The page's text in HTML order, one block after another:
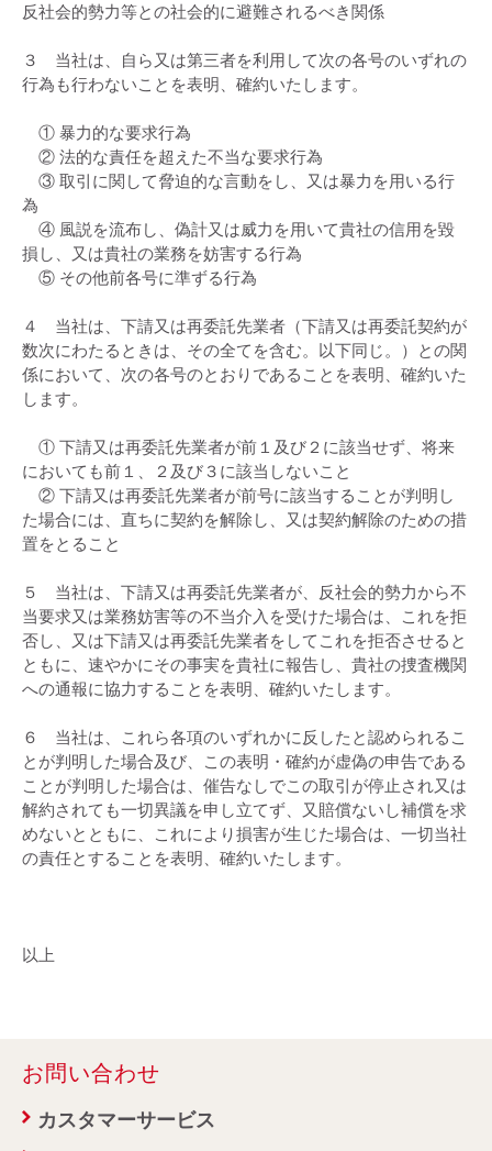
反社会的勢力等との社会的に避難されるべき関係
３ 当社は、自ら又は第三者を利用して次の各号のいずれの
行為も行わないことを表明、確約いたします。
① 暴力的な要求行為
② 法的な責任を超えた不当な要求行為
③ 取引に関して脅迫的な言動をし、又は暴力を用いる行
為
④ 風説を流布し、偽計又は威力を用いて貴社の信用を毀
損し、又は貴社の業務を妨害する行為
⑤ その他前各号に準ずる行為
４ 当社は、下請又は再委託先業者（下請又は再委託契約が
数次にわたるときは、その全てを含む。以下同じ。）との関
係において、次の各号のとおりであることを表明、確約いた
します。
① 下請又は再委託先業者が前１及び２に該当せず、将来
においても前１、２及び３に該当しないこと
② 下請又は再委託先業者が前号に該当することが判明し
た場合には、直ちに契約を解除し、又は契約解除のための措
置をとること
５ 当社は、下請又は再委託先業者が、反社会的勢力から不
当要求又は業務妨害等の不当介入を受けた場合は、これを拒
否し、又は下請又は再委託先業者をしてこれを拒否させると
ともに、速やかにその事実を貴社に報告し、貴社の捜査機関
への通報に協力することを表明、確約いたします。
６ 当社は、これら各項のいずれかに反したと認められるこ
とが判明した場合及び、この表明・確約が虚偽の申告である
ことが判明した場合は、催告なしでこの取引が停止され又は
解約されても一切異議を申し立てず、又賠償ないし補償を求
めないとともに、これにより損害が生じた場合は、一切当社
の責任とすることを表明、確約いたします。
以上
お問い合わせ
カスタマーサービス